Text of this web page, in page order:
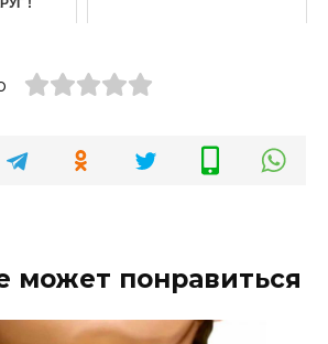
!
может понравиться